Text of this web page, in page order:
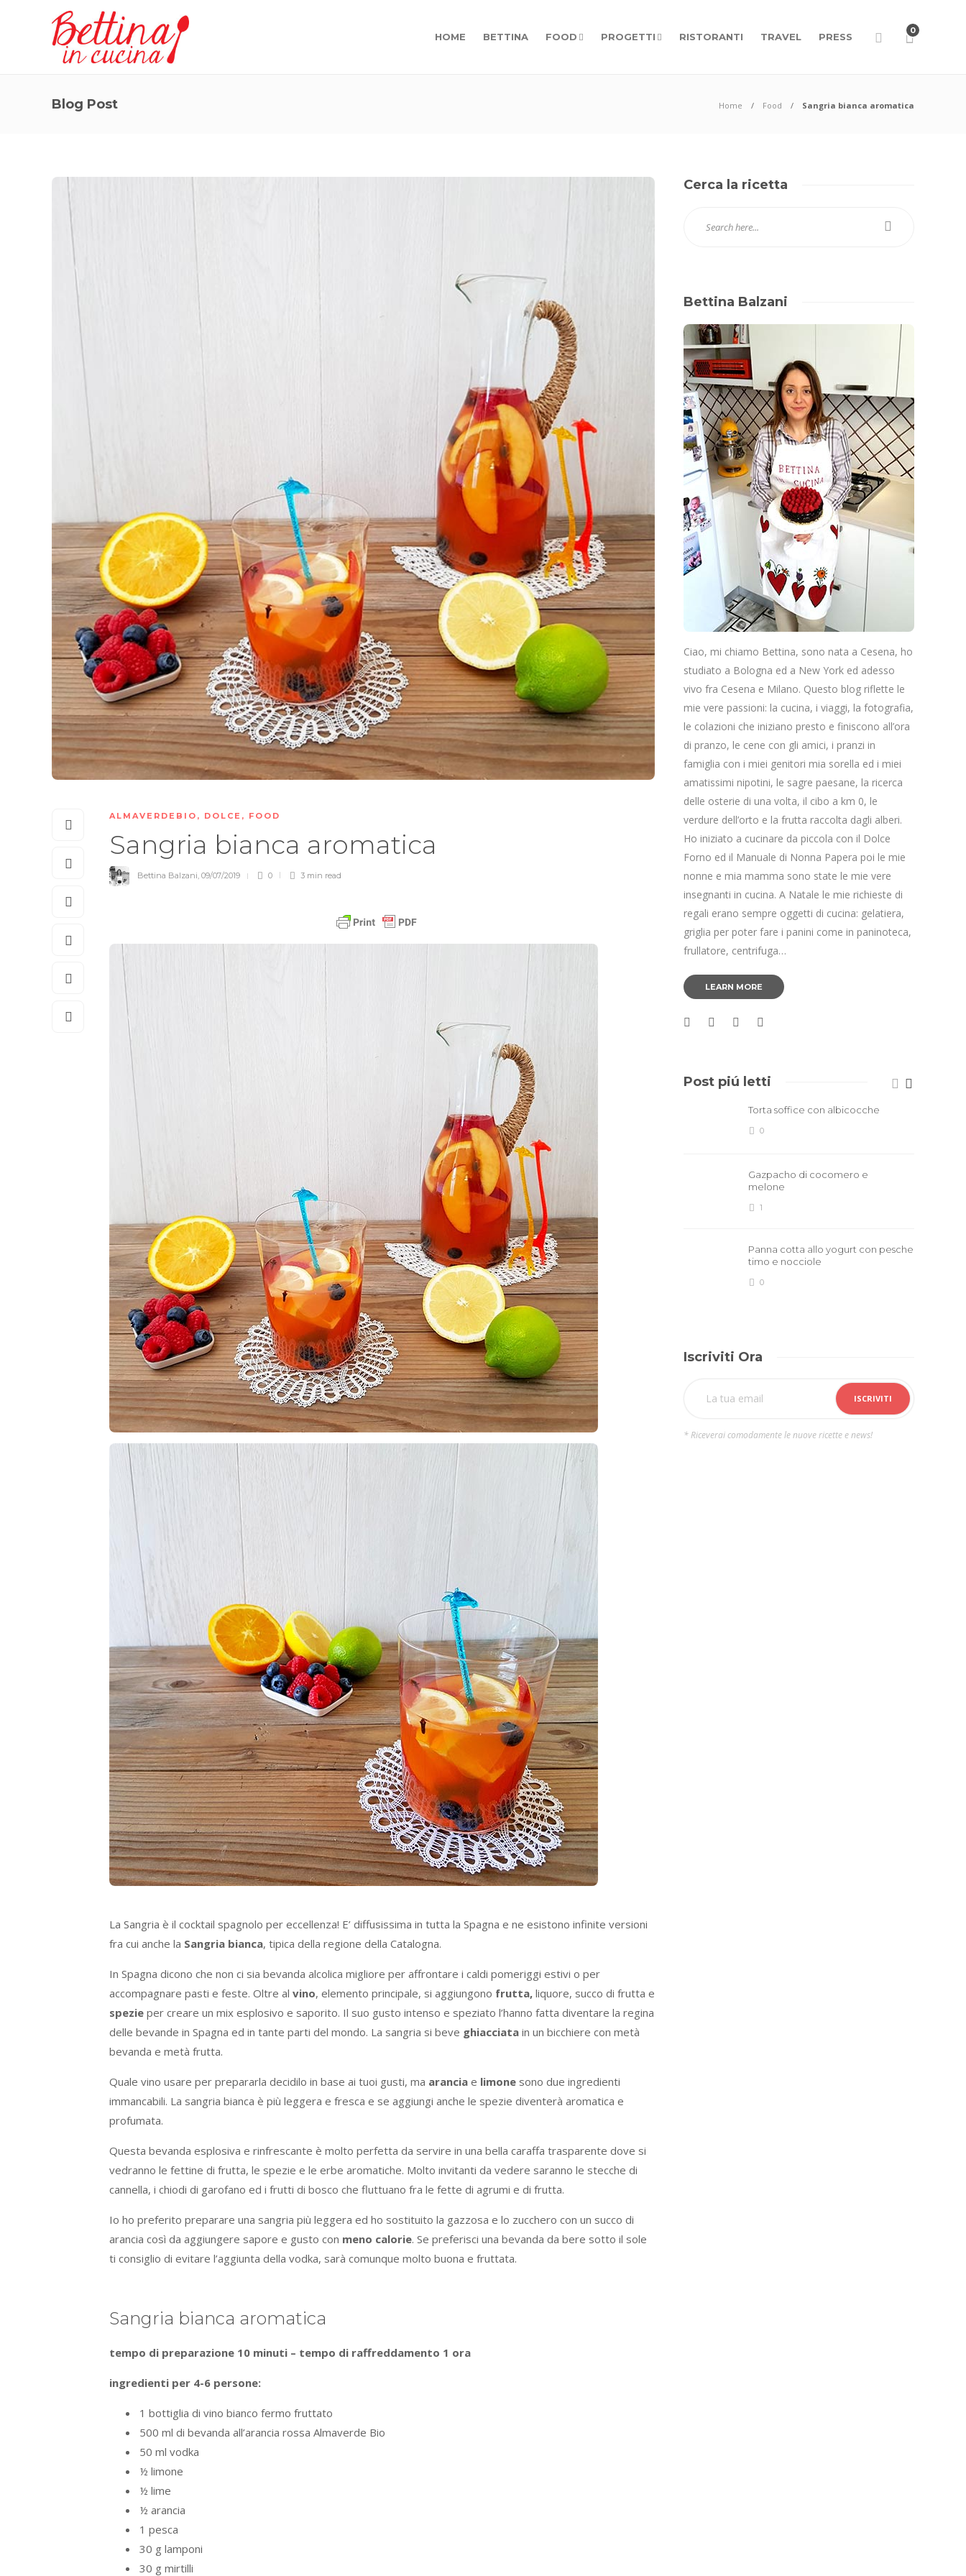
HOME BETTINA FOOD PROGETTI RISTORANTI TRAVEL PRESS
0
Blog Post Home Food Sangria bianca aromatica
ALMAVERDEBIO , DOLCE , FOOD
Sangria bianca aromatica
Bettina Balzani, 09/07/2019 0 3 min read
La Sangria è il cocktail spagnolo per eccellenza! E’ diffusissima in tutta la Spagna e ne esistono infinite versioni
fra cui anche la Sangria bianca, tipica della regione della Catalogna.
In Spagna dicono che non ci sia bevanda alcolica migliore per affrontare i caldi pomeriggi estivi o per
accompagnare pasti e feste. Oltre al vino, elemento principale, si aggiungono frutta, liquore, succo di frutta e
spezie per creare un mix esplosivo e saporito. Il suo gusto intenso e speziato l’hanno fatta diventare la regina
delle bevande in Spagna ed in tante parti del mondo. La sangria si beve ghiacciata in un bicchiere con metà
bevanda e metà frutta.
Quale vino usare per prepararla decidilo in base ai tuoi gusti, ma arancia e limone sono due ingredienti
immancabili. La sangria bianca è più leggera e fresca e se aggiungi anche le spezie diventerà aromatica e
profumata.
Questa bevanda esplosiva e rinfrescante è molto perfetta da servire in una bella caraffa trasparente dove si
vedranno le fettine di frutta, le spezie e le erbe aromatiche. Molto invitanti da vedere saranno le stecche di
cannella, i chiodi di garofano ed i frutti di bosco che fluttuano fra le fette di agrumi e di frutta.
Io ho preferito preparare una sangria più leggera ed ho sostituito la gazzosa e lo zucchero con un succo di
arancia così da aggiungere sapore e gusto con meno calorie. Se preferisci una bevanda da bere sotto il sole
ti consiglio di evitare l’aggiunta della vodka, sarà comunque molto buona e fruttata.
Sangria bianca aromatica
tempo di preparazione 10 minuti – tempo di raffreddamento 1 ora
ingredienti per 4-6 persone:
1 bottiglia di vino bianco fermo fruttato
500 ml di bevanda all’arancia rossa Almaverde Bio
50 ml vodka
½ limone
½ lime
½ arancia
1 pesca
30 g lamponi
30 g mirtilli
Cerca la ricetta
Bettina Balzani
Ciao, mi chiamo Bettina, sono nata a Cesena, ho
studiato a Bologna ed a New York ed adesso
vivo fra Cesena e Milano. Questo blog riflette le
mie vere passioni: la cucina, i viaggi, la fotografia,
le colazioni che iniziano presto e finiscono all’ora
di pranzo, le cene con gli amici, i pranzi in
famiglia con i miei genitori mia sorella ed i miei
amatissimi nipotini, le sagre paesane, la ricerca
delle osterie di una volta, il cibo a km 0, le
verdure dell’orto e la frutta raccolta dagli alberi.
Ho iniziato a cucinare da piccola con il Dolce
Forno ed il Manuale di Nonna Papera poi le mie
nonne e mia mamma sono state le mie vere
insegnanti in cucina. A Natale le mie richieste di
regali erano sempre oggetti di cucina: gelatiera,
griglia per poter fare i panini come in paninoteca,
frullatore, centrifuga…
LEARN MORE
Post piú letti
Torta soffice con albicocche
0
Gazpacho di cocomero e
melone
1
Panna cotta allo yogurt con pesche
timo e nocciole
0
Iscriviti Ora
* Riceverai comodamente le nuove ricette e news!